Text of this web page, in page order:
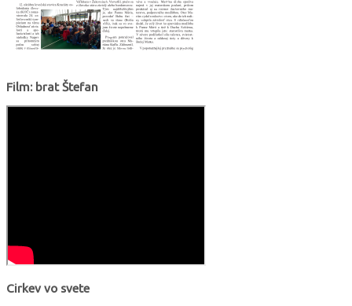
Film: brat Štefan
Cirkev vo svete